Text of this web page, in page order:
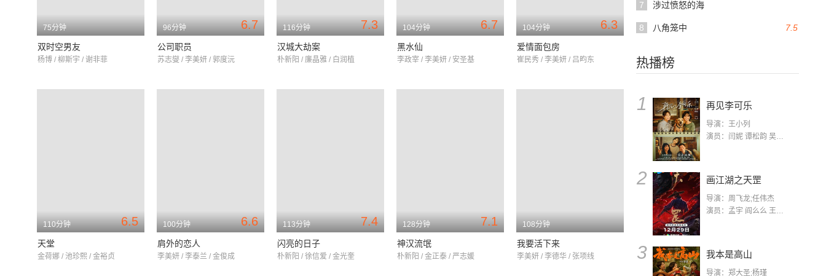
7 涉过愤怒的海
7.5
8 八角笼中
热播榜
1 再见李可乐
导演：王小列
演员：闫妮 谭松韵 吴京 蒋龙 赵小棠 冯雷 李虎城 平安 小七 小可乐
2 画江湖之天罡
导演：周飞龙;任伟杰
演员：孟宇 阎么么 王凯 郭政建 阎萌萌 杨默 高枫 齐斯伽 刘芊含 马程
3 我本是高山
导演：郑大圣;杨瑾
75分钟
双时空男友
杨博 / 柳斯宇 / 谢非菲
6.7
96分钟
公司职员
苏志燮 / 李美妍 / 郭度沅
7.3
116分钟
汉城大劫案
朴新阳 / 廉晶雅 / 白润植
6.7
104分钟
黑水仙
李政宰 / 李美妍 / 安圣基
6.3
104分钟
爱情面包房
崔民秀 / 李美妍 / 吕畇东
6.5
110分钟
天堂
金荷娜 / 池珍熙 / 金裕贞
6.6
100分钟
肩外的恋人
李美妍 / 李泰兰 / 金俊成
7.4
113分钟
闪亮的日子
朴新阳 / 徐信爱 / 金光奎
7.1
128分钟
神汉流氓
朴新阳 / 金正泰 / 严志媛
108分钟
我要活下来
李美妍 / 李德华 / 张项线